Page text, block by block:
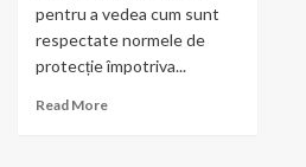
pentru a vedea cum sunt
respectate normele de
protecție împotriva...
Read More